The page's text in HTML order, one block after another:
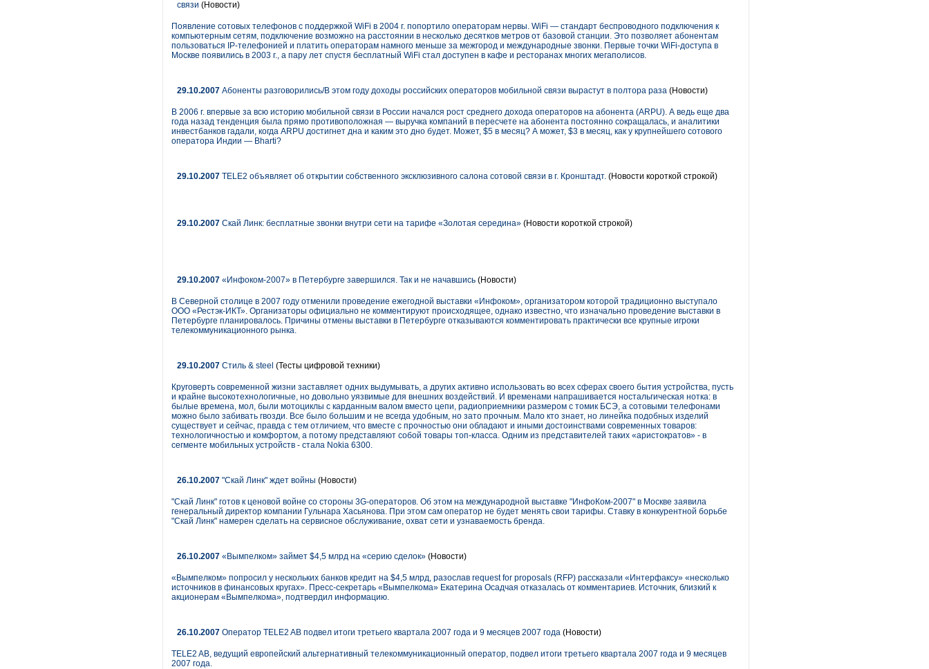
связи (Новости)
Появление сотовых телефонов с поддержкой WiFi в 2004 г. попортило операторам нервы. WiFi — стандарт беспроводного подключения к
компьютерным сетям, подключение возможно на расстоянии в несколько десятков метров от базовой станции. Это позволяет абонентам
пользоваться IP-телефонией и платить операторам намного меньше за межгород и международные звонки. Первые точки WiFi-доступа в
Москве появились в 2003 г., а пару лет спустя бесплатный WiFi стал доступен в кафе и ресторанах многих мегаполисов.
29.10.2007 Абоненты разговорились/В этом году доходы российских операторов мобильной связи вырастут в полтора раза (Новости)
В 2006 г. впервые за всю историю мобильной связи в России начался рост среднего дохода операторов на абонента (ARPU). А ведь еще два
года назад тенденция была прямо противоположная — выручка компаний в пересчете на абонента постоянно сокращалась, и аналитики
инвестбанков гадали, когда ARPU достигнет дна и каким это дно будет. Может, $5 в месяц? А может, $3 в месяц, как у крупнейшего сотового
оператора Индии — Bharti?
29.10.2007 TELE2 объявляет об открытии собственного эксклюзивного салона сотовой связи в г. Кронштадт. (Новости короткой строкой)
29.10.2007 Скай Линк: бесплатные звонки внутри сети на тарифе «Золотая середина» (Новости короткой строкой)
29.10.2007 «Инфоком-2007» в Петербурге завершился. Так и не начавшись (Новости)
В Северной столице в 2007 году отменили проведение ежегодной выставки «Инфоком», организатором которой традиционно выступало
ООО «Рестэк-ИКТ». Организаторы официально не комментируют происходящее, однако известно, что изначально проведение выставки в
Петербурге планировалось. Причины отмены выставки в Петербурге отказываются комментировать практически все крупные игроки
телекоммуникационного рынка.
29.10.2007 Стиль & steel (Тесты цифровой техники)
Круговерть современной жизни заставляет одних выдумывать, а других активно использовать во всех сферах своего бытия устройства, пусть
и крайне высокотехнологичные, но довольно уязвимые для внешних воздействий. И временами напрашивается ностальгическая нотка: в
былые времена, мол, были мотоциклы с карданным валом вместо цепи, радиоприемники размером с томик БСЭ, а сотовыми телефонами
можно было забивать гвозди. Все было большим и не всегда удобным, но зато прочным. Мало кто знает, но линейка подобных изделий
существует и сейчас, правда с тем отличием, что вместе с прочностью они обладают и иными достоинствами современных товаров:
технологичностью и комфортом, а потому представляют собой товары топ-класса. Одним из представителей таких «аристократов» - в
сегменте мобильных устройств - стала Nokia 6300.
26.10.2007 "Скай Линк" ждет войны (Новости)
"Скай Линк" готов к ценовой войне со стороны 3G-операторов. Об этом на международной выставке "ИнфоКом-2007" в Москве заявила
генеральный директор компании Гульнара Хасьянова. При этом сам оператор не будет менять свои тарифы. Ставку в конкурентной борьбе
"Скай Линк" намерен сделать на сервисное обслуживание, охват сети и узнаваемость бренда.
26.10.2007 «Вымпелком» займет $4,5 млрд на «серию сделок» (Новости)
«Вымпелком» попросил у нескольких банков кредит на $4,5 млрд, разослав request for proposals (RFP) рассказали «Интерфаксу» «несколько
источников в финансовых кругах». Пресс-секретарь «Вымпелкома» Екатерина Осадчая отказалась от комментариев. Источник, близкий к
акционерам «Вымпелкома», подтвердил информацию.
26.10.2007 Оператор TELE2 AB подвел итоги третьего квартала 2007 года и 9 месяцев 2007 года (Новости)
TELE2 AB, ведущий европейский альтернативный телекоммуникационный оператор, подвел итоги третьего квартала 2007 года и 9 месяцев
2007 года.